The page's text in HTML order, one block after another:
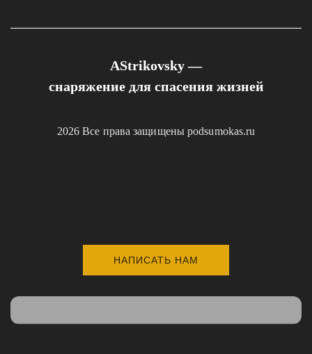
AStrikovsky —
снаряжение для спасения жизней
2026 Все права защищены podsumokas.ru
НАПИСАТЬ НАМ